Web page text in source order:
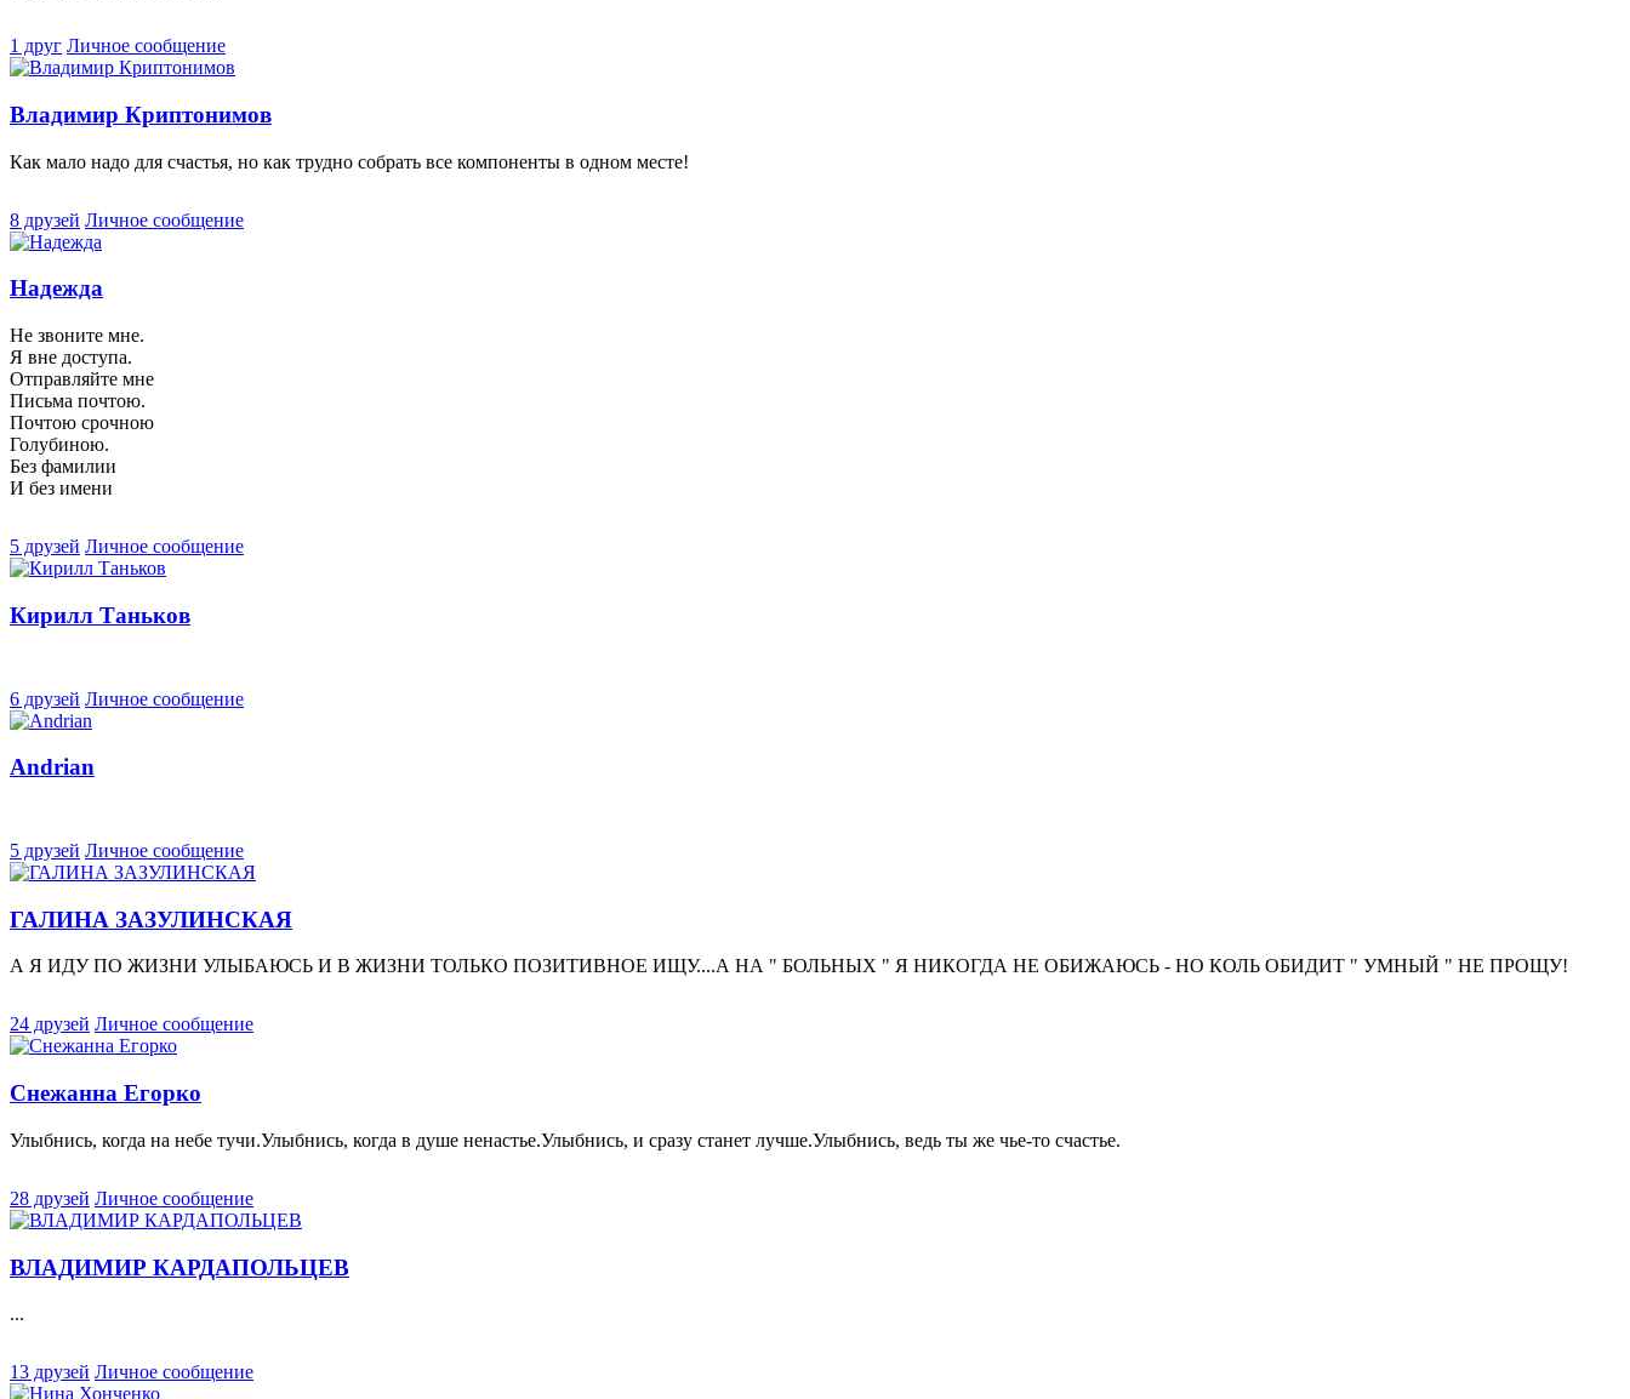
1 друг Личное сообщение
Владимир Криптонимов
Как мало надо для счастья, но как трудно собрать все компоненты в одном месте!
8 друзей Личное сообщение
Надежда
Не звоните мне.
Я вне доступа.
Отправляйте мне
Письма почтою.
Почтою срочною
Голубиною.
Без фамилии
И без имени
5 друзей Личное сообщение
Кирилл Таньков
6 друзей Личное сообщение
Andrian
5 друзей Личное сообщение
ГАЛИНА ЗАЗУЛИНСКАЯ
А Я ИДУ ПО ЖИЗНИ УЛЫБАЮСЬ И В ЖИЗНИ ТОЛЬКО ПОЗИТИВНОЕ ИЩУ....А НА " БОЛЬНЫХ " Я НИКОГДА НЕ ОБИЖАЮСЬ - НО КОЛЬ ОБИДИТ " УМНЫЙ " НЕ ПРОЩУ!
24 друзей Личное сообщение
Снежанна Егорко
Улыбнись, когда на небе тучи.Улыбнись, когда в душе ненастье.Улыбнись, и сразу станет лучше.Улыбнись, ведь ты же чье-то счастье.
28 друзей Личное сообщение
ВЛАДИМИР КАРДАПОЛЬЦЕВ
...
13 друзей Личное сообщение